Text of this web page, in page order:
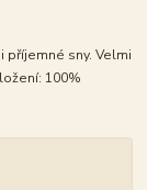
příjemné sny. Velmi
100%